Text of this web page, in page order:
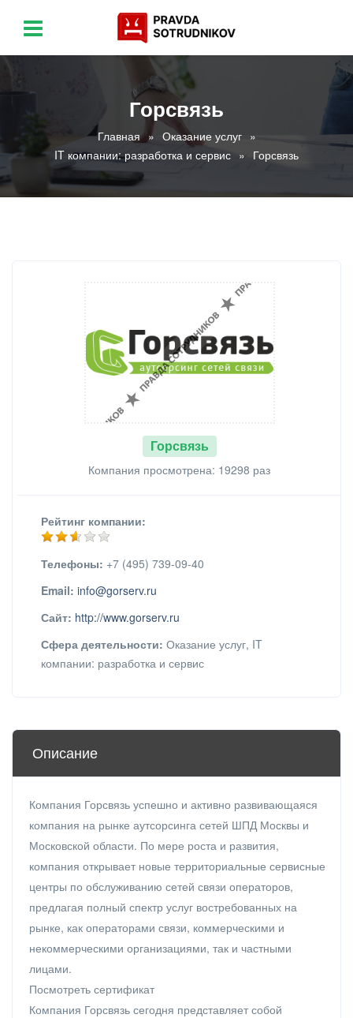
Горсвязь
Главная
Оказание услуг
IT компании: разработка и сервис
Горсвязь
Горсвязь
Компания просмотрена: 19298 раз
Рейтинг компании:
Телефоны: +7 (495) 739-09-40
Email: info@gorserv.ru
Сайт: http://www.gorserv.ru
Сфера деятельности: Оказание услуг, IT
компании: разработка и сервис
Описание
Компания Горсвязь успешно и активно развивающаяся
компания на рынке аутсорсинга сетей ШПД Москвы и
Московской области. По мере роста и развития,
компания открывает новые территориальные сервисные
центры по обслуживанию сетей связи операторов,
предлагая полный спектр услуг востребованных на
рынке, как операторами связи, коммерческими и
некоммерческими организациями, так и частными
лицами.
Посмотреть сертификат
Компания Горсвязь сегодня представляет собой